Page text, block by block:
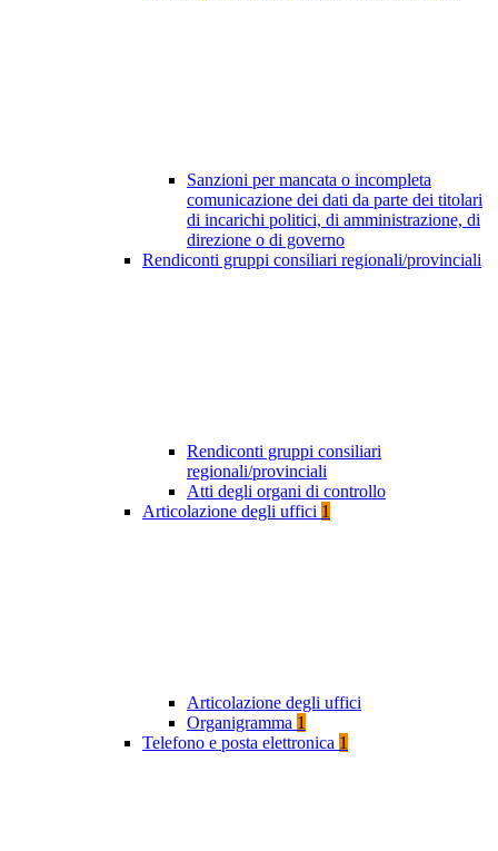
Sanzioni per mancata o incompleta
comunicazione dei dati da parte dei titolari
di incarichi politici, di amministrazione, di
direzione o di governo
Rendiconti gruppi consiliari regionali/provinciali
Rendiconti gruppi consiliari
regionali/provinciali
Atti degli organi di controllo
Articolazione degli uffici 1
Articolazione degli uffici
Organigramma 1
Telefono e posta elettronica 1